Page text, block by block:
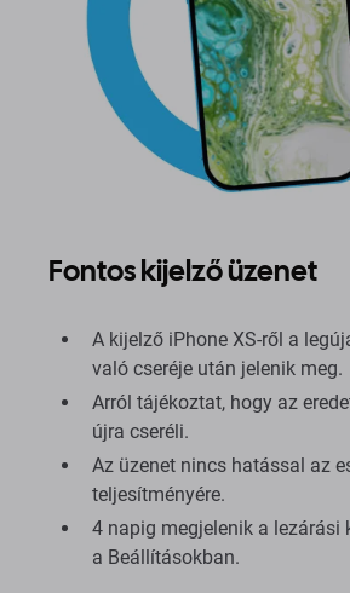
Fontos kijelző üzenet
A kijelző iPhone XS-ről a
való cseréje után jelenik meg.
Arról tájékoztat, hogy az
újra cseréli.
Az üzenet nincs hatással az
teljesítményére.
4 napig megjelenik a lezárási
a Beállításokban.